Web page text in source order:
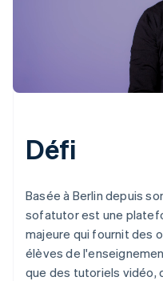
Défi
Basée à Berlin depuis
sofatutor est une
majeure qui fournit des
élèves de
que des tutoriels vidéo,